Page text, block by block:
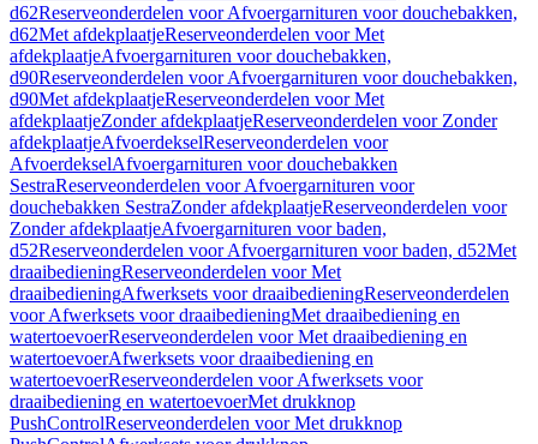
d62Reserveonderdelen voor Afvoergarnituren voor douchebakken,
d62Met afdekplaatjeReserveonderdelen voor Met
afdekplaatjeAfvoergarnituren voor douchebakken,
d90Reserveonderdelen voor Afvoergarnituren voor douchebakken,
d90Met afdekplaatjeReserveonderdelen voor Met
afdekplaatjeZonder afdekplaatjeReserveonderdelen voor Zonder
afdekplaatjeAfvoerdekselReserveonderdelen voor
AfvoerdekselAfvoergarnituren voor douchebakken
SestraReserveonderdelen voor Afvoergarnituren voor
douchebakken SestraZonder afdekplaatjeReserveonderdelen voor
Zonder afdekplaatjeAfvoergarnituren voor baden,
d52Reserveonderdelen voor Afvoergarnituren voor baden, d52Met
draaibedieningReserveonderdelen voor Met
draaibedieningAfwerksets voor draaibedieningReserveonderdelen
voor Afwerksets voor draaibedieningMet draaibediening en
watertoevoerReserveonderdelen voor Met draaibediening en
watertoevoerAfwerksets voor draaibediening en
watertoevoerReserveonderdelen voor Afwerksets voor
draaibediening en watertoevoerMet drukknop
PushControlReserveonderdelen voor Met drukknop